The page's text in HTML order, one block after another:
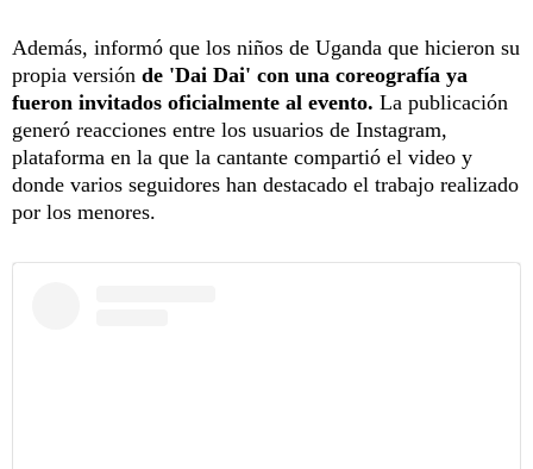
Además, informó que los niños de Uganda que hicieron su
propia versión de 'Dai Dai' con una coreografía ya
fueron invitados oficialmente al evento. La publicación
generó reacciones entre los usuarios de Instagram,
plataforma en la que la cantante compartió el video y
donde varios seguidores han destacado el trabajo realizado
por los menores.